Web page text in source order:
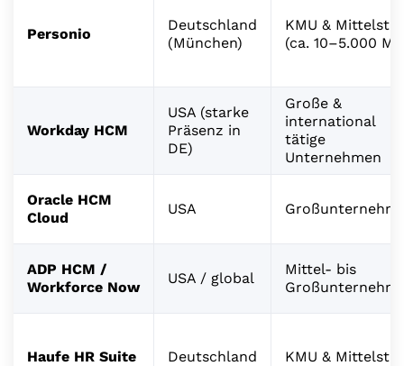
Personio
Deutschland
(München)
KMU &
(ca. 10–5.000
Workday HCM
USA (starke
Präsenz in
DE)
Große &
international
tätige
Unternehmen
Oracle HCM
Cloud
USA
ADP HCM /
Workforce Now
USA / global
Mittel- bis
Haufe HR Suite Deutschland KMU &